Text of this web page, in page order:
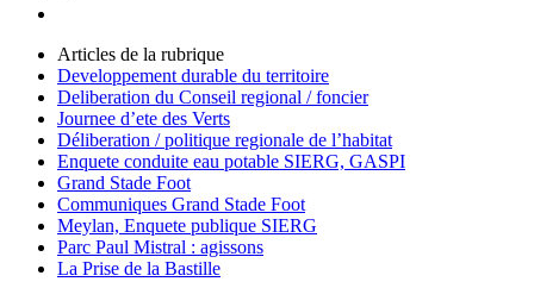
Articles de la rubrique
Developpement durable du territoire
Deliberation du Conseil regional / foncier
Journee d’ete des Verts
Déliberation / politique regionale de l’habitat
Enquete conduite eau potable SIERG, GASPI
Grand Stade Foot
Communiques Grand Stade Foot
Meylan, Enquete publique SIERG
Parc Paul Mistral : agissons
La Prise de la Bastille